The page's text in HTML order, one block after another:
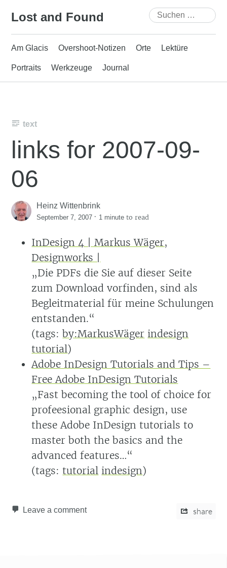
Lost and Found
Suchen
nach:
Am Glacis Overshoot-Notizen Orte Lektüre
Portraits Werkzeuge Journal
text
links for 2007-09-
06
Heinz Wittenbrink
September 7, 2007 · 1 minute to read
InDesign 4 | Markus Wäger,
Designworks |
„Die PDFs die Sie auf dieser Seite
zum Download vorfinden, sind als
Begleitmaterial für meine Schulungen
entstanden.“
(tags:by:MarkusWäger indesign
tutorial)
Adobe InDesign Tutorials and Tips –
Free Adobe InDesign Tutorials
„Fast becoming the tool of choice for
profeesional graphic design, use
these Adobe InDesign tutorials to
master both the basics and the
advanced features…“
(tags:tutorial indesign)
Leave a comment share